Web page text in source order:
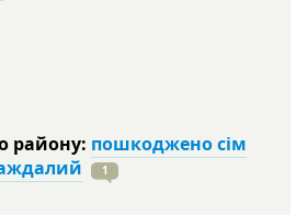
району: пошкоджено сім
1